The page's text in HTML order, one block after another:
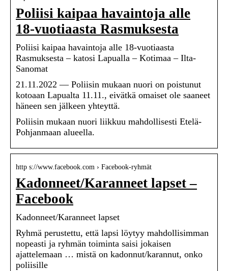
Poliisi kaipaa havaintoja alle
18-vuotiaasta Rasmuksesta
Poliisi kaipaa havaintoja alle 18-vuotiaasta
Rasmuksesta – katosi Lapualla – Kotimaa – Ilta-
Sanomat
21.11.2022 — Poliisin mukaan nuori on poistunut
kotoaan Lapualta 11.11., eivätkä omaiset ole saaneet
häneen sen jälkeen yhteyttä.
Poliisin mukaan nuori liikkuu mahdollisesti Etelä-
Pohjanmaan alueella.
http s://www.facebook.com › Facebook-ryhmät
Kadonneet/Karanneet lapset –
Facebook
Kadonneet/Karanneet lapset
Ryhmä perustettu, että lapsi löytyy mahdollisimman
nopeasti ja ryhmän toiminta saisi jokaisen
ajattelemaan … mistä on kadonnut/karannut, onko
poliisille